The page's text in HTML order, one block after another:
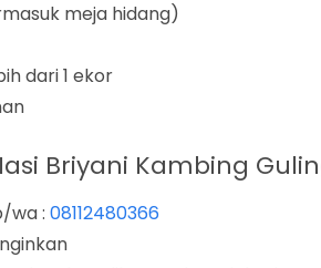
meja hidang)
dari 1 ekor
Briyani Kambing
wa : 08112480366